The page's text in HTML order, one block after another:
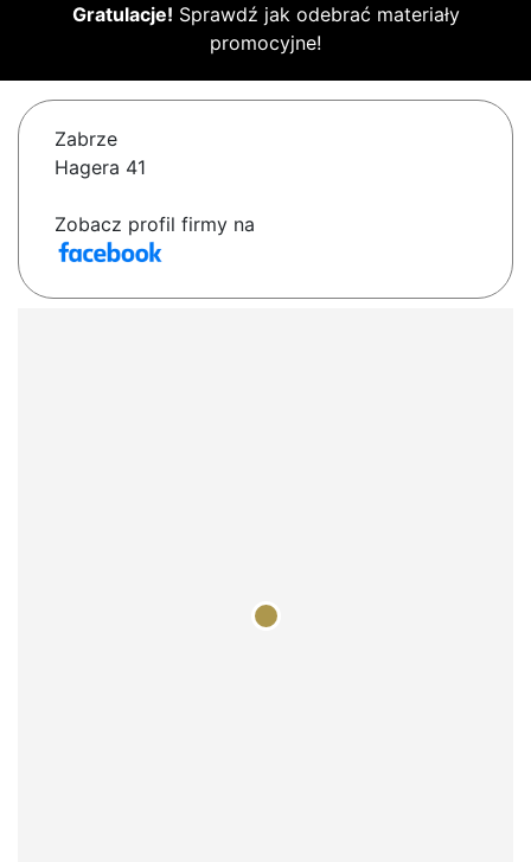
Gratulacje! Sprawdź jak odebrać materiały
promocyjne!
Zabrze
Hagera 41
Zobacz profil firmy na